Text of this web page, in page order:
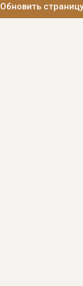
Обновить страницу